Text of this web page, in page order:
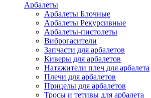
Арбалеты
Арбалеты Блочные
Арбалеты Рекурсивные
Арбалеты-пистолеты
Виброгасители
Запчасти для арбалетов
Киверы для арбалетов
Натяжители плеч для арбалета
Плечи для арбалетов
Прицелы для арбалетов
Тросы и тетивы для арбалета